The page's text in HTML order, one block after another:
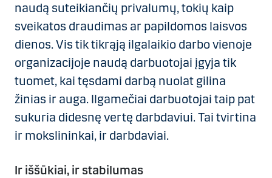
naudą suteikiančių privalumų, tokių kaip
sveikatos draudimas ar papildomos laisvos
dienos. Vis tik tikrąją ilgalaikio darbo vienoje
organizacijoje naudą darbuotojai įgyja tik
tuomet, kai tęsdami darbą nuolat gilina
žinias ir auga. Ilgamečiai darbuotojai taip pat
sukuria didesnę vertę darbdaviui. Tai tvirtina
ir mokslininkai, ir darbdaviai.
Ir iššūkiai, ir stabilumas